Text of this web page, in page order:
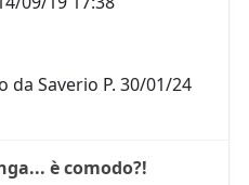
da Saverio P. 30/01/24
è comodo?!